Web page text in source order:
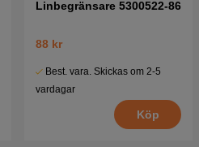
Linbegränsare 5300522-86
88 kr
Best. vara. Skickas om 2-5
vardagar
Köp